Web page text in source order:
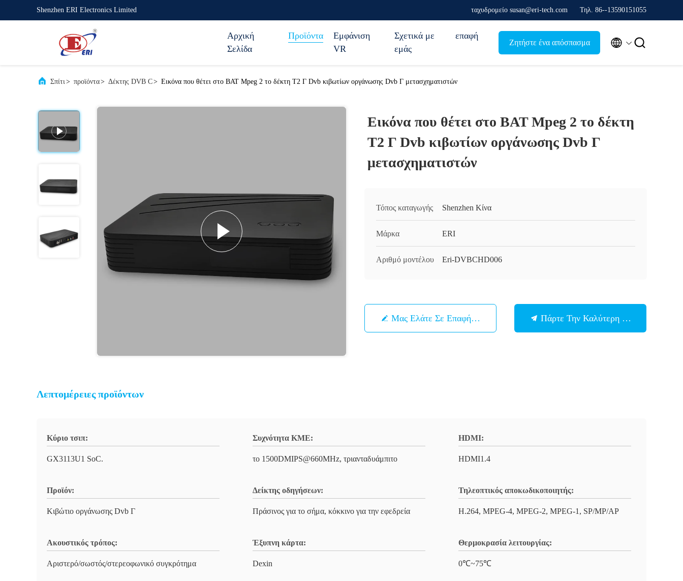
Shenzhen ERI Electronics Limited ταχυδρομείο susan@eri-tech.com Τηλ. 86--13590151055
Αρχική
Σελίδα
Προϊόντα
Εμφάνιση
VR
Σχετικά με
εμάς
επαφή
Ζητήστε ένα απόσπασμα  
Σπίτι> προϊόντα> Δέκτης DVB C> Εικόνα που θέτει στο BAT Mpeg 2 το δέκτη T2 Γ Dvb κιβωτίων οργάνωσης Dvb Γ μετασχηματιστών
Εικόνα που θέτει στο BAT Mpeg 2 το δέκτη
T2 Γ Dvb κιβωτίων οργάνωσης Dvb Γ
μετασχηματιστών
Τόπος καταγωγής Shenzhen Κίνα
Μάρκα ERI
Αριθμό μοντέλου Eri-DVBCHD006
Μας Ελάτε Σε Επαφή Με Πάρτε Την Καλύτερη Τιμή
Λεπτομέρειες προϊόντων
Κύριο τσιπ:
GX3113U1 SoC.
Συχνότητα ΚΜΕ:
το 1500DMIPS@660MHz, τριανταδυάμπιτο
HDMI:
HDMI1.4
Προϊόν:
Κιβώτιο οργάνωσης Dvb Γ
Δείκτης οδηγήσεων:
Πράσινος για το σήμα, κόκκινο για την εφεδρεία
Τηλεοπτικός αποκωδικοποιητής:
H.264, MPEG-4, MPEG-2, MPEG-1, SP/MP/AP
Ακουστικός τρόπος:
Αριστερό/σωστός/στερεοφωνικό συγκρότημα
Έξυπνη κάρτα:
Dexin
Θερμοκρασία λειτουργίας:
0℃~75℃